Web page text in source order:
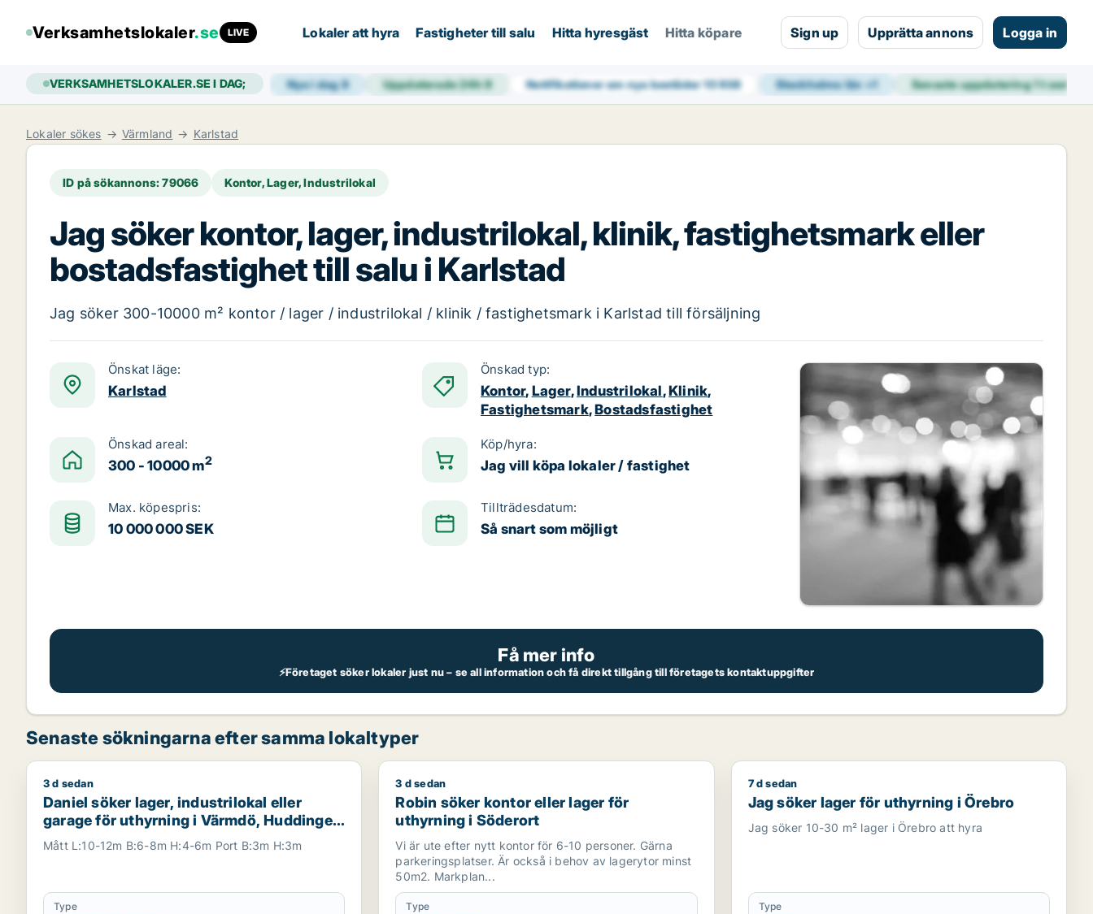
Verksamhetslokaler.se LIVE Lokaler att hyra Fastigheter till salu Hitta hyresgäst Hitta köpare Sign up Upprätta annons Logga in
VERKSAMHETSLOKALER.SE I DAG; Nya i dag8 Uppdaterade 24h9 Notifikationer om nya bostäder10 938 Stockholms län+1 Senaste uppdatering1 t sedan
Lokaler sökes Värmland Karlstad
ID på sökannons: 79066 Kontor, Lager, Industrilokal
Jag söker kontor, lager, industrilokal, klinik, fastighetsmark eller
bostadsfastighet till salu i Karlstad
Jag söker 300-10000 m² kontor / lager / industrilokal / klinik / fastighetsmark i Karlstad till försäljning
Önskat läge:
Karlstad
Önskad typ:
Kontor, Lager,Industrilokal,Klinik,
Fastighetsmark,Bostadsfastighet
Önskad areal:
300 - 10000 m2
Köp/hyra:
Jag vill köpa lokaler / fastighet
Max. köpespris:
10 000 000 SEK
Tillträdesdatum:
Så snart som möjligt
Få mer info
⚡Företaget söker lokaler just nu – se all information och få direkt tillgång till företagets kontaktuppgifter
Senaste sökningarna efter samma lokaltyper
Daniel söker lager, industrilokal eller garage för uthyrning i Värmdö, Huddinge eller Botkyrka m.fl.
3 d sedan
Daniel söker lager, industrilokal eller
garage för uthyrning i Värmdö, Huddinge
eller Botkyrka m.fl.
Mått L:10-12m B:6-8m H:4-6m Port B:3m H:3m
Type
Robin söker kontor eller lager för uthyrning i Söderort
3 d sedan
Robin söker kontor eller lager för
uthyrning i Söderort
Vi är ute efter nytt kontor för 6-10 personer. Gärna
parkeringsplatser. Är också i behov av lagerytor minst
50m2. Markplan...
Type
Jag söker lager för uthyrning i Örebro
7 d sedan
Jag söker lager för uthyrning i Örebro
Jag söker 10-30 m² lager i Örebro att hyra
Type